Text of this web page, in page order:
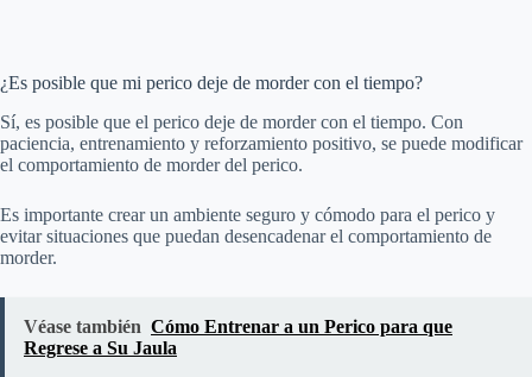
¿Es posible que mi perico deje de morder con el tiempo?
Sí, es posible que el perico deje de morder con el tiempo. Con
paciencia, entrenamiento y reforzamiento positivo, se puede modificar
el comportamiento de morder del perico.
Es importante crear un ambiente seguro y cómodo para el perico y
evitar situaciones que puedan desencadenar el comportamiento de
morder.
Véase también Cómo Entrenar a un Perico para que
Regrese a Su Jaula